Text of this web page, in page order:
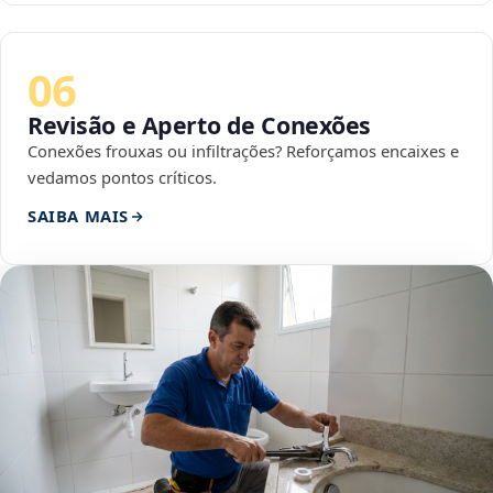
06
Revisão e Aperto de Conexões
Conexões frouxas ou infiltrações? Reforçamos encaixes e
vedamos pontos críticos.
SAIBA MAIS